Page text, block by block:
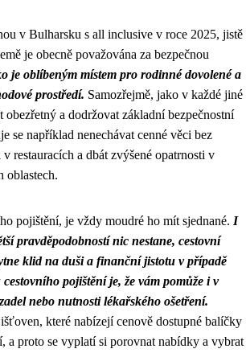
v Bulharsku s all inclusive v roce 2025, jistě
je obecně považována za bezpečnou
je oblíbeným místem pro rodinné dovolené a
prostředí. Samozřejmě, jako v každé jiné
obezřetný a dodržovat základní bezpečnostní
se například nenechávat cenné věci bez
restauracích a dbát zvýšené opatrnosti v
oblastech.
pojištění, je vždy moudré ho mít sjednané. I
pravděpodobností nic nestane, cestovní
klid na duši a finanční jistotu v případě
pojištění je, že vám pomůže i v
nebo nutnosti lékařského ošetření.
které nabízejí cenově dostupné balíčky
a proto se vyplatí si porovnat nabídky a vybrat